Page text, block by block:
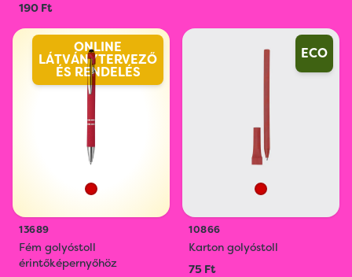
190 Ft
ONLINE
LÁTVÁNYTERVEZŐ
ÉS RENDELÉS
13689
Fém golyóstoll
érintőképernyőhöz
ECO
10866
Karton golyóstoll
75 Ft